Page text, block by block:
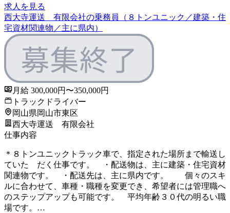
求人を見る
西大寺運送 有限会社の乗務員（８トンユニック／建築・住
宅資材関連物／主に県内）
月給 300,000円〜350,000円
トラックドライバー
岡山県岡山市東区
西大寺運送 有限会社
仕事内容
＊８トンユニックトラック車で、指定された場所まで輸送し
ていた だく仕事です。 ・配送物は、主に建築・住宅資材
関連物です。 ・配送先は、主に県内です。 個々のスキ
ルに合わせて、車種・職種を変更でき、希望者には管理職へ
のステップアップも可能です。 平均年齢３０代の明るい職
場です。…